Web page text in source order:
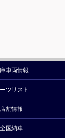
車両情報
ツリスト
店舗情報
全国納車